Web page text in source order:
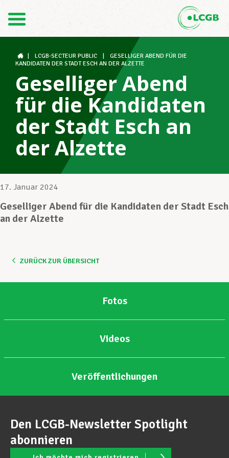
FR
Der LCGB
Gewerkschaftsstrukturen
Unterstützung im Arbeitsalltag
Ihre Rechte
Mitglied werden
LCGB-SECTEUR PUBLIC
GESELLIGER ABEND FÜR DIE
KANDIDATEN DER STADT ESCH AN DER ALZETTE
Geselliger Abend
für die Kandidaten
der Stadt Esch an
der Alzette
17. Januar 2024
Geselliger Abend für die Kandidaten der Stadt Esch
an der Alzette
ZURÜCK ZUR ÜBERSICHT
Fotos
Videos
Veröffentlichungen
Den LCGB-Newsletter Spotlight
abonnieren